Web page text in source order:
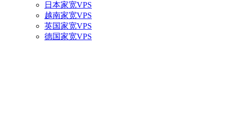
日本家宽VPS
越南家宽VPS
英国家宽VPS
德国家宽VPS